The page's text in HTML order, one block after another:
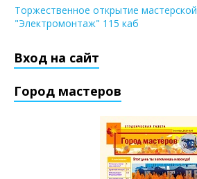
Торжественное открытие мастерской
"Электромонтаж" 115 каб
Вход на сайт
Город мастеров